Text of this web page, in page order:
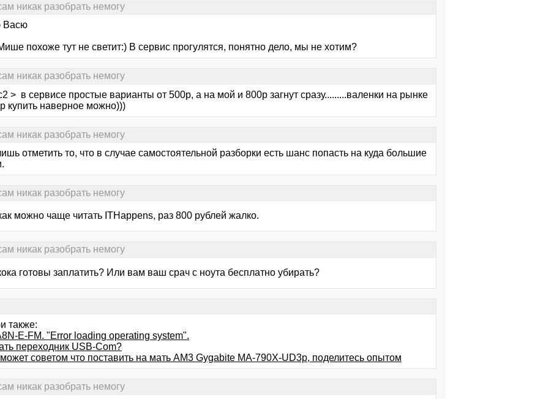
никак разобрать немогу
Васю
похоже тут не светит:) В сервис прогулятся, понятно дело, мы не хотим?
никак разобрать немогу
> в сервисе простые варианты от 500р, а на мой и 800р загнут сразу.........валенки на рынке
купить наверное можно)))
никак разобрать немогу
отметить то, что в случае самостоятельной разборки есть шанс попасть на куда большие
никак разобрать немогу
можно чаще читать ITHappens, раз 800 рублей жалко.
никак разобрать немогу
готовы заплатить? Или вам ваш срач с ноута бесплатно убирать?
также:
E-FM. "Error loading operating system".
переходник USB-Com?
советом что поставить на мать AM3 Gygabite MA-790X-UD3p, поделитесь опытом
никак разобрать немогу